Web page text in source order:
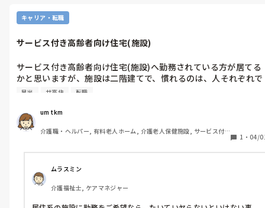
キャリア・転職
サービス付き高齢者向け住宅(施設)
サービス付き高齢者向け住宅(施設)へ勤務されている方が居てる
かと思いますが、施設は二階建てで、慣れるのは、人それぞれで
すが、勤務して一応3ヶ月経つのです。ですが、なかなか慣れな
7時からですが、朝のバイタルを測るのも慣れてないし、SPO2
測らないといけない入居者様も居てますし、なかなか二階から食
堂まで降りてこない入居者様も居てますし、提供の流れも遅れて
きます。看護の業務にも携わって行かないといけないし、困った
状況です。転職した方が良いのかなって悩んでいまして、皆様の
意見を聞きたいと思いました。
早出 サ高住 転職
um tkm
介護職・ヘルパー, 有料老人ホーム, 介護老人保健施設, サービス付
1 ・ 04/
ムラスミン
介護福祉士, ケアマネジャー